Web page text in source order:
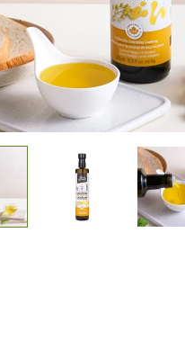
臉部清潔/保養
臉部彩妝
牙膏/牙刷/漱口
洗髮/潤髮/染髮
身體清潔/保養
個人用品